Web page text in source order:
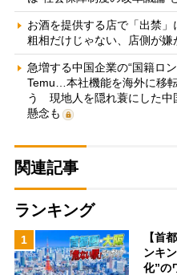
お酒を提供する店で「出禁
粗相だけじゃない、店側が嫌
急増する中国企業の“国籍ロ
Temu…本社機能を海外に移
う 現地人を隠れ蓑にした中
懸念も
関連記事
ランキング
1
【首
ンキ
化”の